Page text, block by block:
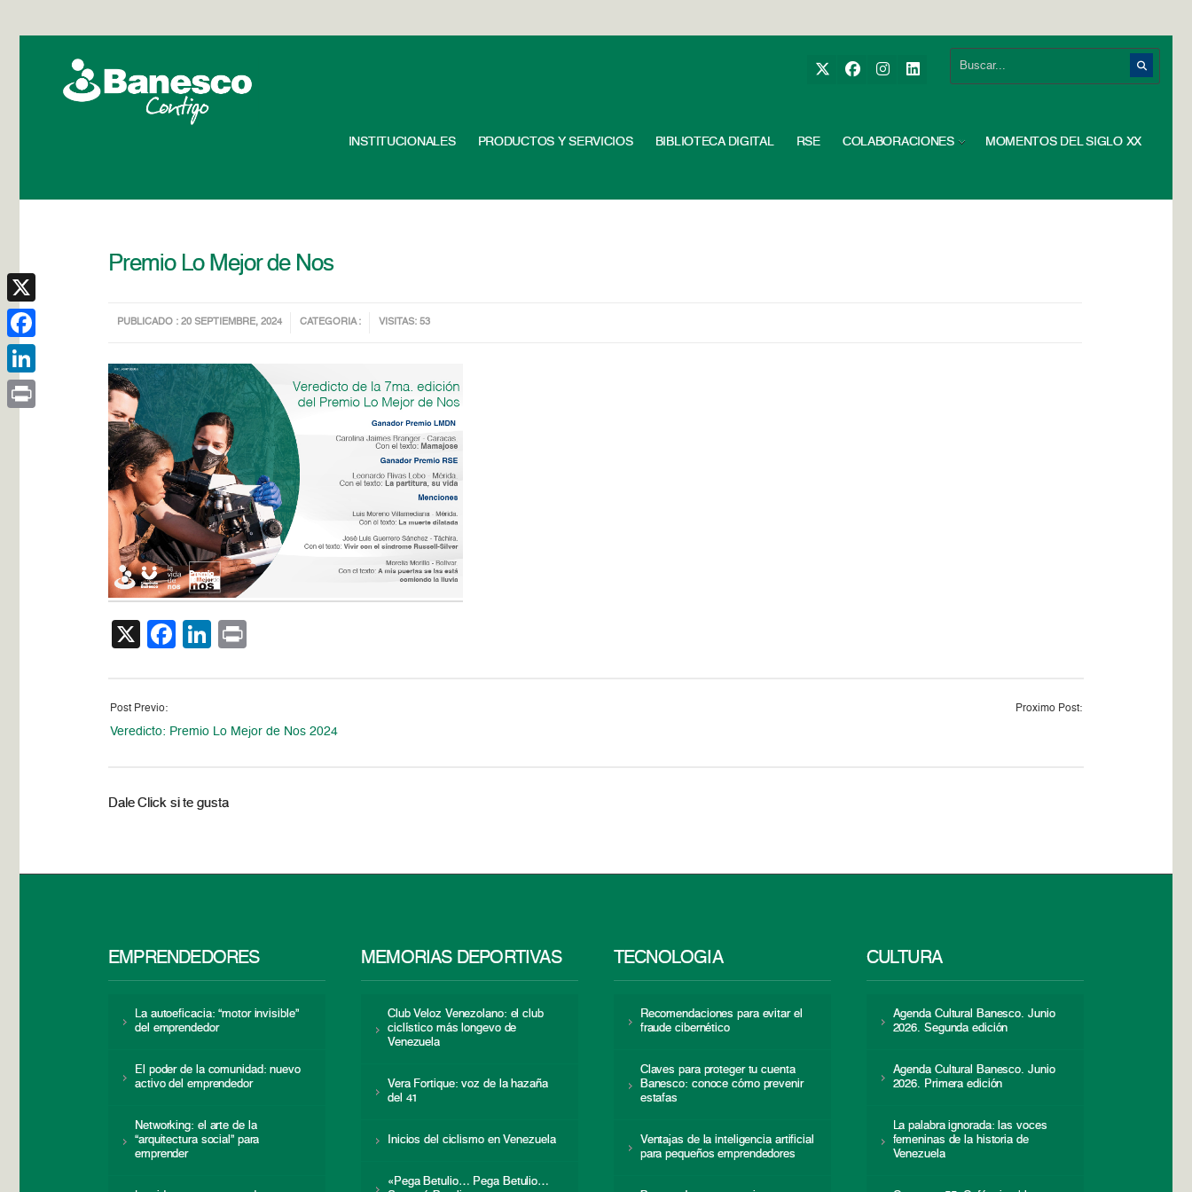
INSTITUCIONALES PRODUCTOS Y SERVICIOS BIBLIOTECA DIGITAL RSE COLABORACIONES MOMENTOS DEL SIGLO XX
Premio Lo Mejor de Nos
PUBLICADO : 20 SEPTIEMBRE, 2024 CATEGORIA : VISITAS: 53
X Facebook
LinkedIn
Post Previo:
Veredicto: Premio Lo Mejor de Nos 2024
Proximo Post:
Dale Click si te gusta
EMPRENDEDORES
La autoeficacia: “motor invisible”
del emprendedor
El poder de la comunidad: nuevo
activo del emprendedor
Networking: el arte de la
“arquitectura social” para
emprender
MEMORIAS DEPORTIVAS
Club Veloz Venezolano: el club
ciclístico más longevo de
Venezuela
Vera Fortique: voz de la hazaña
del 41
Inicios del ciclismo en Venezuela
«Pega Betulio… Pega Betulio…
TECNOLOGÍA
Recomendaciones para evitar el
fraude cibernético
Claves para proteger tu cuenta
Banesco: conoce cómo prevenir
estafas
Ventajas de la inteligencia artificial
para pequeños emprendedores
CULTURA
Agenda Cultural Banesco. Junio
2026. Segunda edición
Agenda Cultural Banesco. Junio
2026. Primera edición
La palabra ignorada: las voces
femeninas de la historia de
Venezuela
X
Facebook
LinkedIn